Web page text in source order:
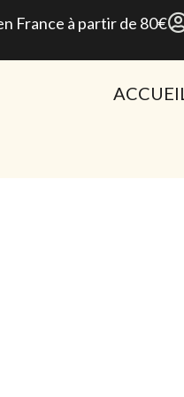
France à partir de 80€
ACCUEIL